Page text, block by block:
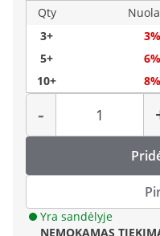
Qty
3+
3%
5+
6%
10+
8%
-
Kiekis
Yra sandėlyje
NEMOKAMAS